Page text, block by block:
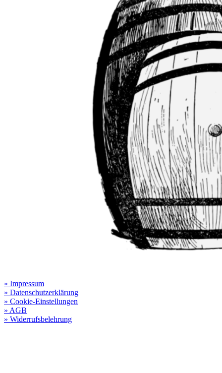
» Impressum
» Datenschutzerklärung
» Cookie-Einstellungen
» AGB
» Widerrufsbelehrung